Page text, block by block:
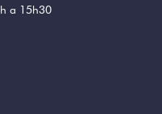
instant pour
notre île en
et rares.
a 15h30